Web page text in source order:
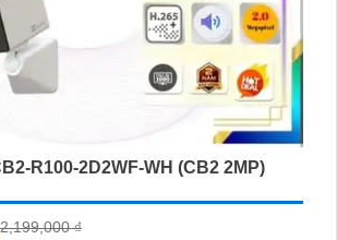
R100-2D2WF-WH (CB2 2MP)
2,199,000 ₫